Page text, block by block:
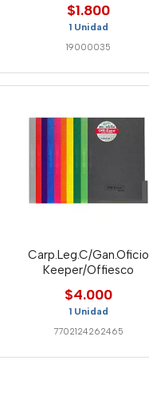
$1.800
1 Unidad
19000035
Carp.Leg.C/Gan.Oficio
Keeper/Offiesco
$4.000
1 Unidad
7702124262465